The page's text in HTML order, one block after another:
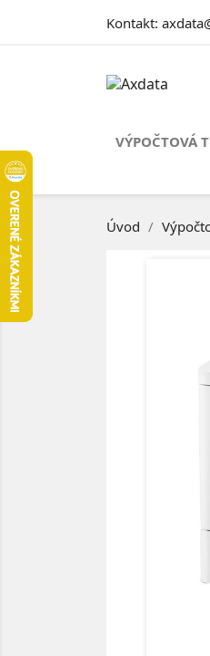
Kontakt:
VÝPOČTOVÁ
Úvod